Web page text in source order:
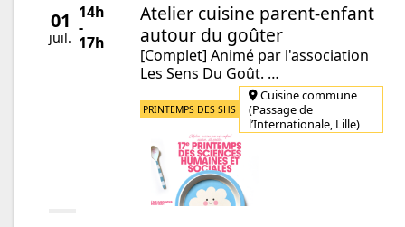
01
juil.
14h
-
17h
Atelier cuisine parent-enfant
autour du goûter
[Complet] Animé par l'association
Les Sens Du Goût. …
PRINTEMPS DES SHS
Cuisine commune
(Passage de
l’Internationale, Lille)